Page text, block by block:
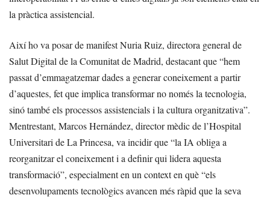
la pràctica assistencial.
Així ho va posar de manifest Nuria Ruiz, directora general de
Salut Digital de la Comunitat de Madrid, destacant que “hem
passat d’emmagatzemar dades a generar coneixement a partir
d’aquestes, fet que implica transformar no només la tecnologia,
sinó també els processos assistencials i la cultura organitzativa”.
Mentrestant, Marcos Hernández, director mèdic de l’Hospital
Universitari de La Princesa, va incidir que “la IA obliga a
reorganitzar el coneixement i a definir qui lidera aquesta
transformació”, especialment en un context en què “els
desenvolupaments tecnològics avancen més ràpid que la seva